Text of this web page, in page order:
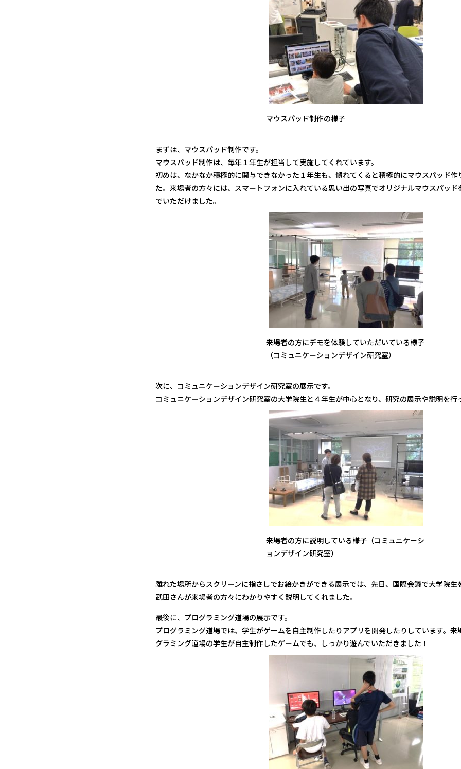
マウスパッド制作の様子
まずは、マウスパッド制作です。
マウスパッド制作は、毎年１年生が担当して実施してくれています。
初めは、なかなか積極的に関与できなかった１年生も、慣れてくると積極的にマウスパッド作
た。来場者の方々には、スマートフォンに入れている思い出の写真でオリジナルマウスパッド
でいただけました。
来場者の方にデモを体験していただいている様子
（コミュニケーションデザイン研究室）
次に、コミュニケーションデザイン研究室の展示です。
コミュニケーションデザイン研究室の大学院生と４年生が中心となり、研究の展示や説明を行
来場者の方に説明している様子（コミュニケーシ
ョンデザイン研究室）
離れた場所からスクリーンに指さしでお絵かきができる展示では、先日、国際会議で大学院生
武田さんが来場者の方々にわかりやすく説明してくれました。
最後に、プログラミング道場の展示です。
プログラミング道場では、学生がゲームを自主制作したりアプリを開発したりしています。来
グラミング道場の学生が自主制作したゲームでも、しっかり遊んでいただきました！